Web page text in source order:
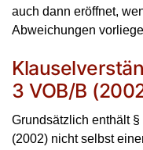
auch dann eröffnet,
Abweichungen
3 VOB/B
Grundsätzlich enthält §
(2002) nicht selbst